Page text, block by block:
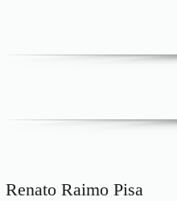
Renato Raimo Pisa